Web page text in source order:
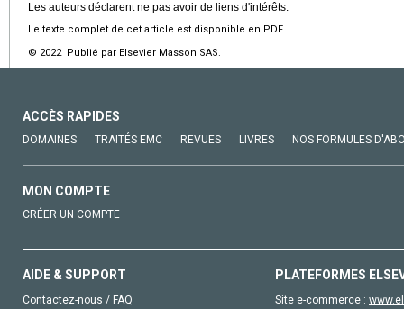
Les auteurs déclarent ne pas avoir de liens d'intérêts.
Le texte complet de cet article est disponible en PDF.
© 2022 Publié par Elsevier Masson SAS.
ACCÈS RAPIDES
DOMAINES TRAITÉS EMC REVUES LIVRES NOS FORMULES
MON COMPTE
CRÉER UN COMPTE
AIDE & SUPPORT
Contactez-nous / FAQ
PLATEFORMES
Site e-commerce :